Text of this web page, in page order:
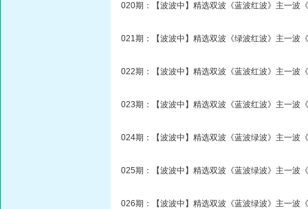
020期：【波波中】精选双波《蓝波红波》主一波
021期：【波波中】精选双波《绿波红波》主一波
022期：【波波中】精选双波《蓝波红波》主一波
023期：【波波中】精选双波《蓝波红波》主一波
024期：【波波中】精选双波《蓝波绿波》主一波
025期：【波波中】精选双波《蓝波绿波》主一波
026期：【波波中】精选双波《蓝波绿波》主一波